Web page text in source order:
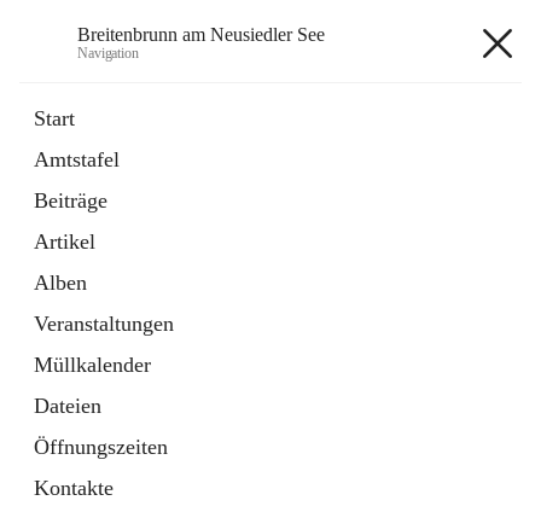
Breitenbrunn am Neusiedler See
Navigation
Start
Amtstafel
Beiträge
Artikel
Alben
Veranstaltungen
Müllkalender
Dateien
Öffnungszeiten
Kontakte
18 Schnellzugriffe
Gemeindeservice